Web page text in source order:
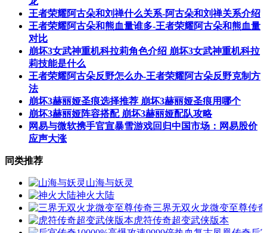
王者荣耀阿古朵和刘禅什么关系-阿古朵和刘禅关系介绍
王者荣耀阿古朵和熊血量谁多-王者荣耀阿古朵和熊血量
对比
崩坏3女武神重机科拉莉角色介绍 崩坏3女武神重机科拉
莉技能是什么
王者荣耀阿古朵反野怎么办-王者荣耀阿古朵反野克制方
法
崩坏3赫丽娅圣痕选择推荐 崩坏3赫丽娅圣痕用哪个
崩坏3赫丽娅阵容搭配 崩坏3赫丽娅配队攻略
网易与微软携手官宣暴雪游戏回归中国市场：网易股价
应声大涨
同类推荐
山海与妖灵
神火大陆
三界无双火龙微变至尊传奇
虎符传奇超变武侠版本